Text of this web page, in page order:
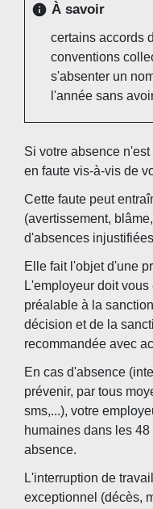
info À savoir
certains accords
conventions
s'absenter un
l'année sans
Si votre absence
en faute vis-à-vis de
Cette faute peut
(avertissement,
d'absences
Elle fait l'objet d'une
L'employeur doit
préalable à la
décision et de la
recommandée avec
En cas d'absence
prévenir, par tous
sms,...), votre
humaines dans les
absence.
L'interruption de
exceptionnel (décès,